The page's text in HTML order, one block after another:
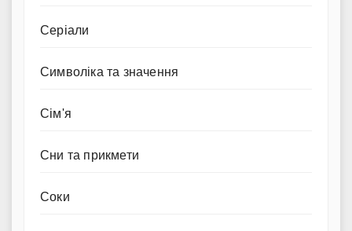
Серіали
Символіка та значення
Сім'я
Сни та прикмети
Соки